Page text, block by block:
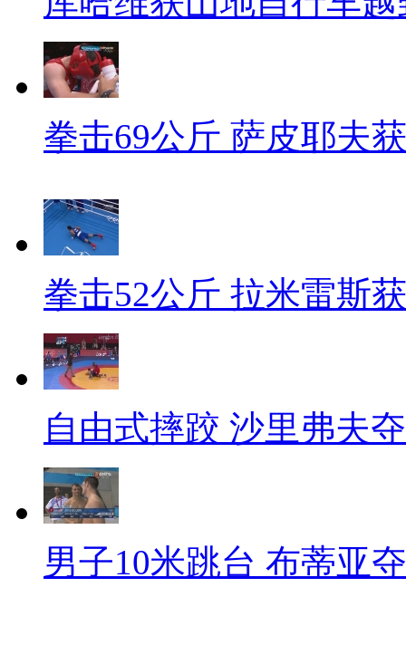
拳击69公斤 萨皮耶夫
拳击52公斤 拉米雷斯
自由式摔跤 沙里弗夫
男子10米跳台 布蒂亚